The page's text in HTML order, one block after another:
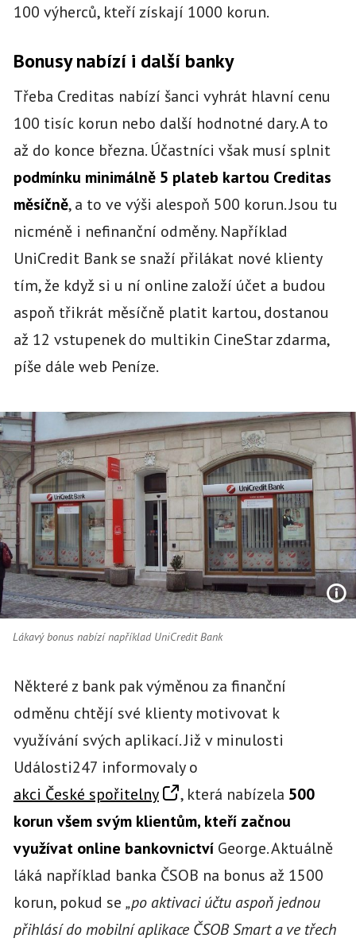
100 výherců, kteří získají 1000 korun.
Bonusy nabízí i další banky
Třeba Creditas nabízí šanci vyhrát hlavní cenu
100 tisíc korun nebo další hodnotné dary. A to
až do konce března. Účastníci však musí splnit
podmínku minimálně 5 plateb kartou Creditas
měsíčně, a to ve výši alespoň 500 korun. Jsou tu
nicméně i nefinanční odměny. Například
UniCredit Bank se snaží přilákat nové klienty
tím, že když si u ní online založí účet a budou
aspoň třikrát měsíčně platit kartou, dostanou
až 12 vstupenek do multikin CineStar zdarma,
píše dále web Peníze.
Lákavý bonus nabízí například UniCredit Bank
Některé z bank pak výměnou za finanční
odměnu chtějí své klienty motivovat k
využívání svých aplikací. Již v minulosti
Události247 informovaly o
akci České spořitelny
, která nabízela 500
korun všem svým klientům, kteří začnou
využívat online bankovnictvíGeorge. Aktuálně
láká například banka ČSOB na bonus až 1500
korun, pokud se „po aktivaci účtu aspoň jednou
přihlásí do mobilní aplikace ČSOB Smart a ve třech